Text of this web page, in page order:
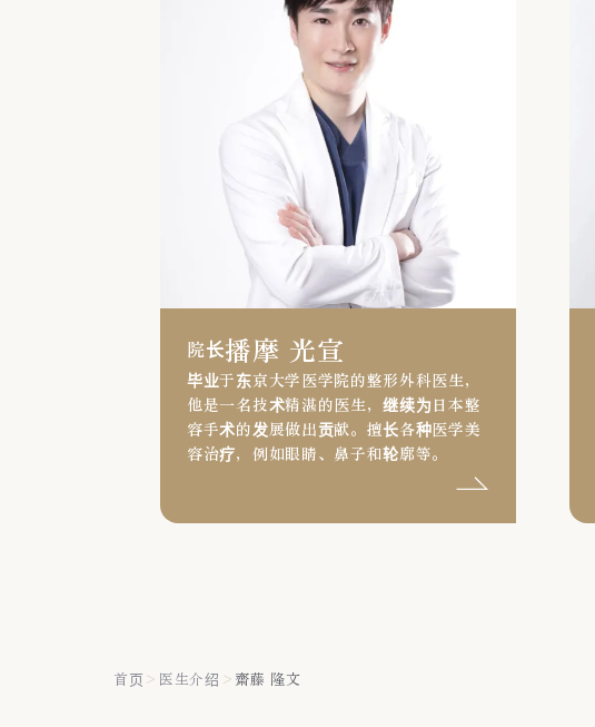
院长播摩 光宣
毕业于东京大学医学院的整形外科医生，
他是一名技术精湛的医生，继续为日本整
容手术的发展做出贡献。擅长各种医学美
容治疗，例如眼睛、鼻子和轮廓等。
首页 > 医生介绍 > 齋藤 隆文